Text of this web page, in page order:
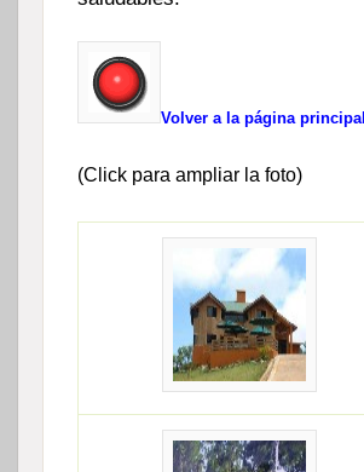
Volver a la página principal
(Click para ampliar la foto)